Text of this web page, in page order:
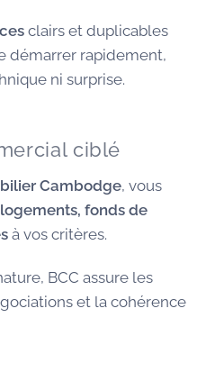
clairs et duplicables
démarrer rapidement,
ni surprise.
ciblé
Cambodge, vous
fonds de
à vos critères.
BCC assure les
et la cohérence